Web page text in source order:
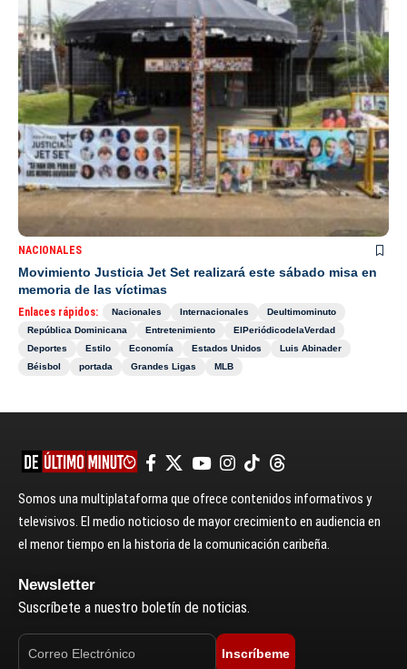
NACIONALES
Movimiento Justicia Jet Set realizará este sábado misa en
memoria de las víctimas
Enlaces rápidos: Nacionales Internacionales
Deultimominuto
República Dominicana
Entretenimiento
ElPeriódicodelaVerdad
Deportes
Estilo Economía Estados Unidos
Luis Abinader
Béisbol
portada Grandes Ligas MLB
Somos una multiplataforma que ofrece contenidos informativos y
televisivos. El medio noticioso de mayor crecimiento en audiencia en
el menor tiempo en la historia de la comunicación caribeña.
Newsletter
Suscríbete a nuestro boletín de noticias.
Inscríbeme